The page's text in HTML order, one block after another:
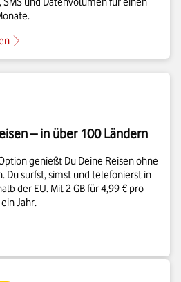
– in über 100 Ländern
genießt Du Deine Reisen ohne
Du surfst, simst und telefonierst in
der EU. Mit 2 GB für 4,99 € pro
Jahr.